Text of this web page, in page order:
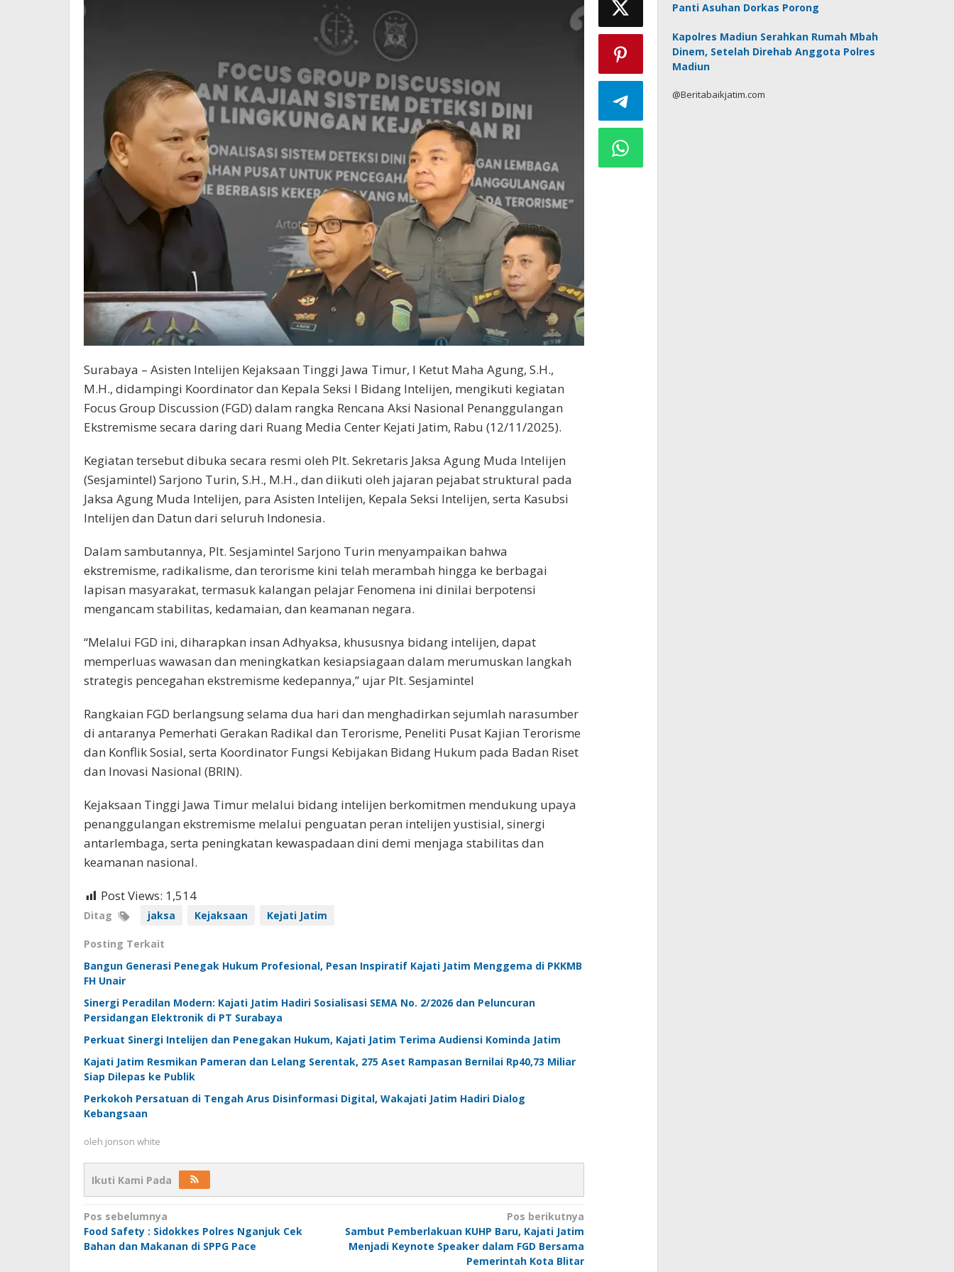
Surabaya – Asisten Intelijen Kejaksaan Tinggi Jawa Timur, I Ketut Maha Agung, S.H.,
M.H., didampingi Koordinator dan Kepala Seksi I Bidang Intelijen, mengikuti kegiatan
Focus Group Discussion (FGD) dalam rangka Rencana Aksi Nasional Penanggulangan
Ekstremisme secara daring dari Ruang Media Center Kejati Jatim, Rabu (12/11/2025).
Kegiatan tersebut dibuka secara resmi oleh Plt. Sekretaris Jaksa Agung Muda Intelijen
(Sesjamintel) Sarjono Turin, S.H., M.H., dan diikuti oleh jajaran pejabat struktural pada
Jaksa Agung Muda Intelijen, para Asisten Intelijen, Kepala Seksi Intelijen, serta Kasubsi
Intelijen dan Datun dari seluruh Indonesia.
Dalam sambutannya, Plt. Sesjamintel Sarjono Turin menyampaikan bahwa
ekstremisme, radikalisme, dan terorisme kini telah merambah hingga ke berbagai
lapisan masyarakat, termasuk kalangan pelajar Fenomena ini dinilai berpotensi
mengancam stabilitas, kedamaian, dan keamanan negara.
“Melalui FGD ini, diharapkan insan Adhyaksa, khususnya bidang intelijen, dapat
memperluas wawasan dan meningkatkan kesiapsiagaan dalam merumuskan langkah
strategis pencegahan ekstremisme kedepannya,” ujar Plt. Sesjamintel
Rangkaian FGD berlangsung selama dua hari dan menghadirkan sejumlah narasumber
di antaranya Pemerhati Gerakan Radikal dan Terorisme, Peneliti Pusat Kajian Terorisme
dan Konflik Sosial, serta Koordinator Fungsi Kebijakan Bidang Hukum pada Badan Riset
dan Inovasi Nasional (BRIN).
Kejaksaan Tinggi Jawa Timur melalui bidang intelijen berkomitmen mendukung upaya
penanggulangan ekstremisme melalui penguatan peran intelijen yustisial, sinergi
antarlembaga, serta peningkatan kewaspadaan dini demi menjaga stabilitas dan
keamanan nasional.
Post Views: 1,514
Ditag jaksa Kejaksaan Kejati Jatim
Posting Terkait
Bangun Generasi Penegak Hukum Profesional, Pesan Inspiratif Kajati Jatim Menggema di PKKMB
FH Unair
Sinergi Peradilan Modern: Kajati Jatim Hadiri Sosialisasi SEMA No. 2/2026 dan Peluncuran
Persidangan Elektronik di PT Surabaya
Perkuat Sinergi Intelijen dan Penegakan Hukum, Kajati Jatim Terima Audiensi Kominda Jatim
Kajati Jatim Resmikan Pameran dan Lelang Serentak, 275 Aset Rampasan Bernilai Rp40,73 Miliar
Siap Dilepas ke Publik
Perkokoh Persatuan di Tengah Arus Disinformasi Digital, Wakajati Jatim Hadiri Dialog
Kebangsaan
oleh jonson white
Ikuti Kami Pada
Navigasi
pos
Pos sebelumnya
Food Safety : Sidokkes Polres Nganjuk Cek
Bahan dan Makanan di SPPG Pace
Pos berikutnya
Sambut Pemberlakuan KUHP Baru, Kajati Jatim
Menjadi Keynote Speaker dalam FGD Bersama
Pemerintah Kota Blitar
Panti Asuhan Dorkas Porong
Kapolres Madiun Serahkan Rumah Mbah
Dinem, Setelah Direhab Anggota Polres
Madiun
@Beritabaikjatim.com